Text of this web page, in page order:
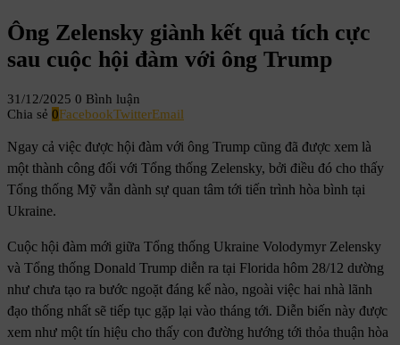
Ông Zelensky giành kết quả tích cực
sau cuộc hội đàm với ông Trump
31/12/2025 0 Bình luận
Chia sẻ 0FacebookTwitterEmail
Ngay cả việc được hội đàm với ông Trump cũng đã được xem là
một thành công đối với Tổng thống Zelensky, bởi điều đó cho thấy
Tổng thống Mỹ vẫn dành sự quan tâm tới tiến trình hòa bình tại
Ukraine.
Cuộc hội đàm mới giữa Tổng thống Ukraine Volodymyr Zelensky
và Tổng thống Donald Trump diễn ra tại Florida hôm 28/12 dường
như chưa tạo ra bước ngoặt đáng kể nào, ngoài việc hai nhà lãnh
đạo thống nhất sẽ tiếp tục gặp lại vào tháng tới. Diễn biến này được
xem như một tín hiệu cho thấy con đường hướng tới thỏa thuận hòa